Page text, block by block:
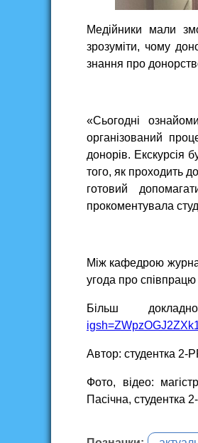
Медійники мали
зрозуміти, чому
знання про
«Сьогодні
організований
донорів. Екскурсія
того, як проходить
готовий
прокоментувала
Між кафедрою
угода про співпрацю
Більш
Автор: студентка 2-
Фото, відео:
Пасічна, студентка